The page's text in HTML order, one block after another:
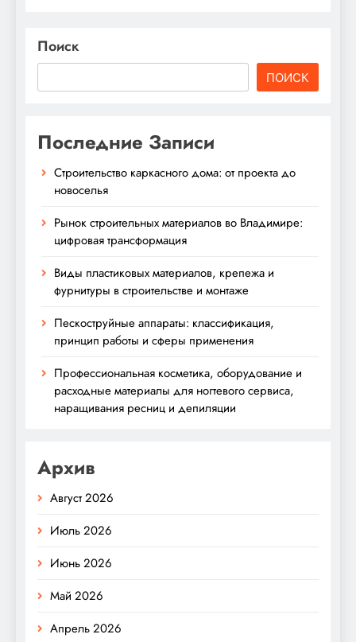
Поиск
ПОИСК
Последние Записи
Строительство каркасного дома: от проекта до
новоселья
Рынок строительных материалов во Владимире:
цифровая трансформация
Виды пластиковых материалов, крепежа и
фурнитуры в строительстве и монтаже
Пескоструйные аппараты: классификация,
принцип работы и сферы применения
Профессиональная косметика, оборудование и
расходные материалы для ногтевого сервиса,
наращивания ресниц и депиляции
Архив
Август 2026
Июль 2026
Июнь 2026
Май 2026
Апрель 2026